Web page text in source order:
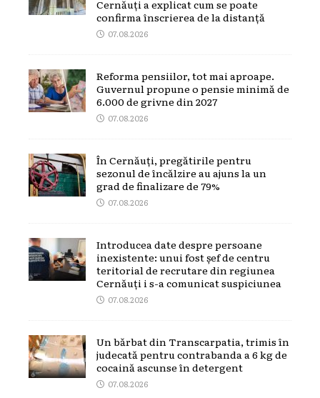
Cernăuți a explicat cum se poate
confirma înscrierea de la distanță
07.08.2026
Reforma pensiilor, tot mai aproape.
Guvernul propune o pensie minimă de
6.000 de grivne din 2027
07.08.2026
În Cernăuți, pregătirile pentru
sezonul de încălzire au ajuns la un
grad de finalizare de 79%
07.08.2026
Introducea date despre persoane
inexistente: unui fost șef de centru
teritorial de recrutare din regiunea
Cernăuți i s-a comunicat suspiciunea
07.08.2026
Un bărbat din Transcarpatia, trimis în
judecată pentru contrabanda a 6 kg de
cocaină ascunse în detergent
07.08.2026